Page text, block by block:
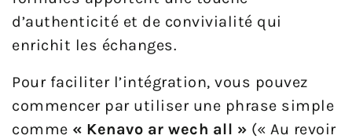
d’authenticité et de convivialité qui
enrichit les échanges.
Pour faciliter l’intégration, vous pouvez
commencer par utiliser une phrase simple
comme « Kenavo ar wech all » (« Au revoir